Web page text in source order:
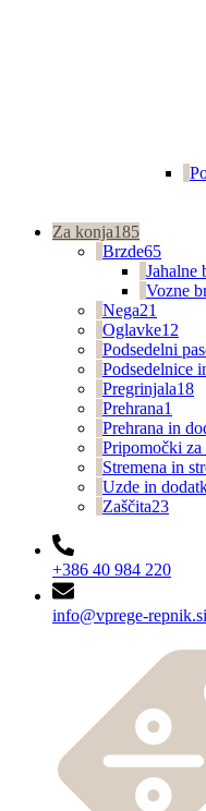
Za konja185
Brzde65
Jahalne
Vozne
Nega21
Oglavke12
Podsedelni
Podsedelnice
Pregrinjala18
Prehrana1
Prehrana in
Pripomočki za
Stremena in
Uzde in
Zaščita23
+386 40 984 220
info@vprege-repnik.si